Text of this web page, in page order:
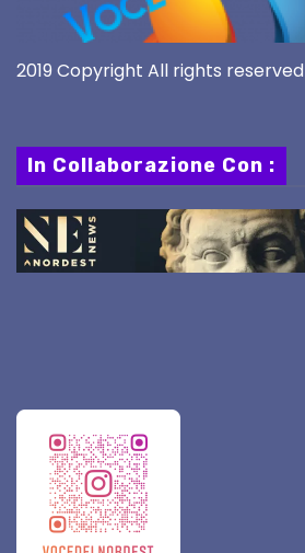
2019 Copyright All rights reserved
In Collaborazione Con :